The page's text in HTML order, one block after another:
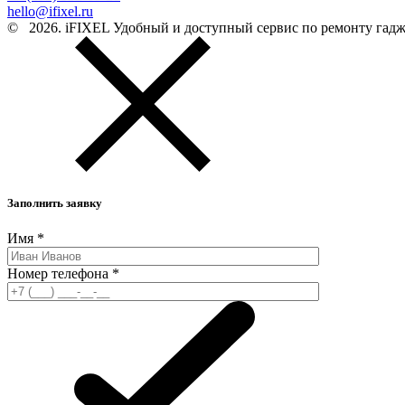
hello@ifixel.ru
©
2026. iFIXEL Удобный и доступный сервис по ремонту
Заполнить заявку
Имя *
Номер телефона *